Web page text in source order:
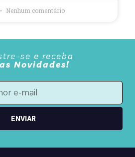
Nenhum comentário
se e receba
Novidades!
ENVIAR